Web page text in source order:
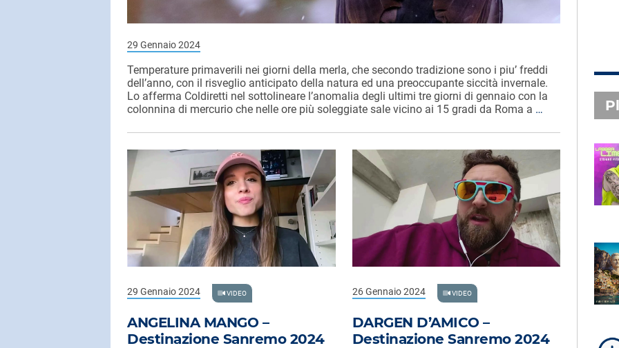
29 Gennaio 2024
Temperature primaverili nei giorni della merla, che secondo tradizione sono i piu’ freddi
dell’anno, con il risveglio anticipato della natura ed una preoccupante siccità invernale.
Lo afferma Coldiretti nel sottolineare l’anomalia degli ultimi tre giorni di gennaio con la
colonnina di mercurio che nelle ore più soleggiate sale vicino ai 15 gradi da Roma a …
ANGELINA MANGO –
Destinazione Sanremo 2024
29 Gennaio 2024 VIDEO
DARGEN D’AMICO –
Destinazione Sanremo 2024
26 Gennaio 2024 VIDEO
PLAYLIST NOVITÀ
STEFANO PITASI
LABBRA LIME
SUBASIO PLAYLIST
NINO D'ANGELO
LA COSTIERA AMALFITANA